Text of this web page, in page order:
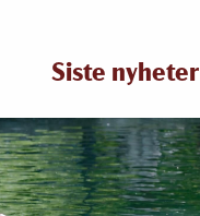
Siste nyheter